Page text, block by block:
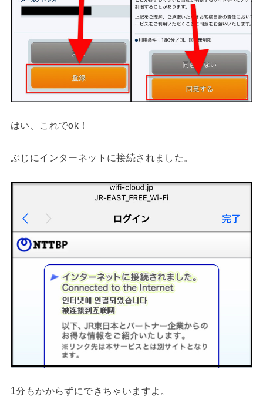
はい、これでok！
ぶじにインターネットに接続されました。
1分もかからずにできちゃいますよ。